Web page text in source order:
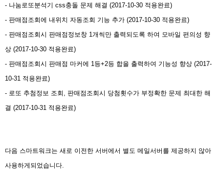
- 나눔로또분석기 css충돌 문제 해결 (2017-10-30 적용완료)
- 판매점조회에 내위치 자동조회 기능 추가 (2017-10-30 적용완료)
- 판매점조회시 판매점정보창 1개씩만 출력되도록 하여 모바일 편의성 향
상 (2017-10-30 적용완료)
- 판매점조회시 판매점 마커에 1등+2등 합을 출력하여 기능성 향상 (2017-
10-31 적용완료)
- 로또 추첨정보 조회, 판매점조회시 당첨횟수가 부정확한 문제 최대한 해
결 (2017-10-31 적용완료)
다음 스마트워크는 새로 이전한 서버에서 별도 메일서버를 제공하지 않아
사용하게되었습니다.